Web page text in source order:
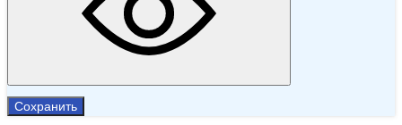
Сохранить